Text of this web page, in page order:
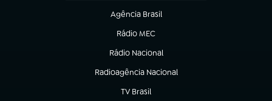
Agência Brasil
(abre em nova aba)
Rádio MEC
(abre em nova aba)
Rádio Nacional
Radioagência Nacional
(abre em nova aba)
TV Brasil
(abre em nova aba)